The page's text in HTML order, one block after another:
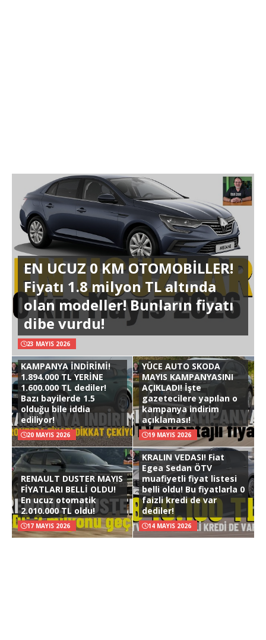
EN UCUZ 0 KM OTOMOBİLLER!
Fiyatı 1.8 milyon TL altında
olan modeller! Bunların fiyatı
dibe vurdu!
23 MAYIS 2026
KAMPANYA İNDİRİMİ!
1.894.000 TL YERİNE
1.600.000 TL dediler!
Bazı bayilerde 1.5
olduğu bile iddia
ediliyor!
20 MAYIS 2026
YÜCE AUTO SKODA
MAYIS KAMPANYASINI
AÇIKLADI! İşte
gazetecilere yapılan o
kampanya indirim
açıklaması!
19 MAYIS 2026
RENAULT DUSTER MAYIS
FİYATLARI BELLİ OLDU!
En ucuz otomatik
2.010.000 TL oldu!
17 MAYIS 2026
KRALIN VEDASI! Fiat
Egea Sedan ÖTV
muafiyetli fiyat listesi
belli oldu! Bu fiyatlarla 0
faizli kredi de var
dediler!
14 MAYIS 2026